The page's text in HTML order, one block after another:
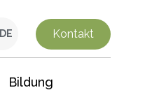
DE Kontakt
Bildung